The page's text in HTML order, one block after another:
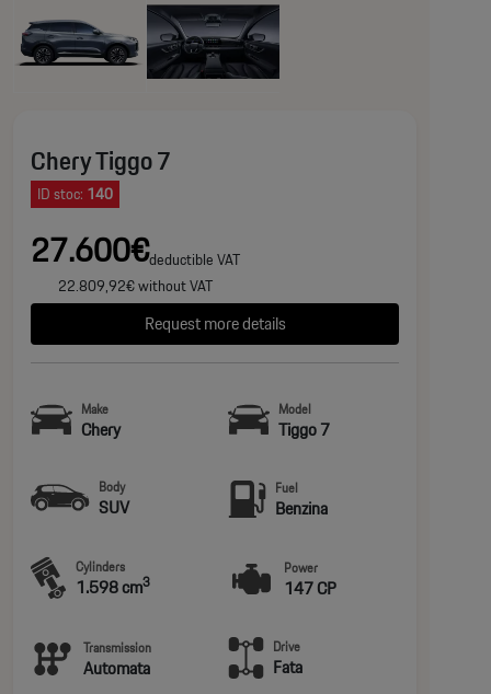
Chery Tiggo 7
ID stoc: 140
27.600€deductible VAT
22.809,92€ without VAT
Request more details
Make
Chery
Model
Tiggo 7
Body
SUV
Fuel
Benzina
Cylinders
1.598 cm3
Power
147 CP
Transmission
Automata
Drive
Fata